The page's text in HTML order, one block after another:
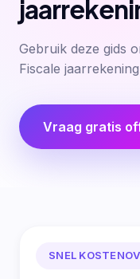
Gebruik deze gids
Fiscale
Vraag gratis
SNEL